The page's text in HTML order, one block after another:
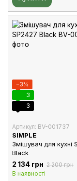
−3%
3
3
Артикул: BV-001737
SIMPLE
Змішувач для кухні
Black
2 134 грн 2 200 грн
В наявності